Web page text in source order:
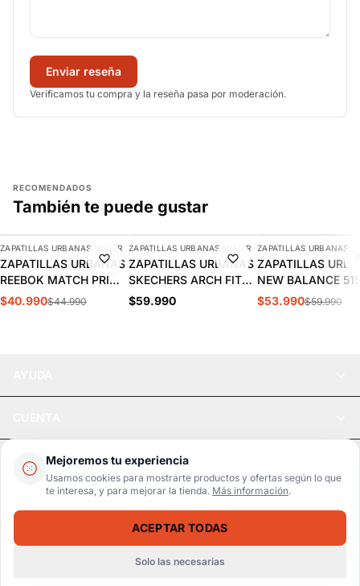
Mejoremos tu experiencia
Usamos cookies para mostrarte productos y ofertas según lo que
te interesa, y para mejorar la tienda. Más información.
ACEPTAR TODAS
Solo las necesarias
Enviar reseña
Verificamos tu compra y la reseña pasa por moderación.
RECOMENDADOS
También te puede gustar
-9%
AGREGAR
ZAPATILLAS URBANAS MUJER
ZAPATILLAS URBANAS
REEBOK MATCH PRIME
V2 MUJER | 100261905
$40.990$44.990
AGREGAR
ZAPATILLAS URBANAS MUJER
ZAPATILLAS URBANAS
SKECHERS ARCH FIT
2.0 MUJER | 150051-
$59.990
-10%
ZAPATILLAS URBANAS
ZAPATILLAS
NEW BALANCE 515
MUJER |
$53.990$59.990
ZAPATILLAS URBANAS SKECHERS RADIANT ROAR MUJER 185223-BLK
LEGAL
Pago seguro SSL / Datos protegidos
Realsport © 2026
WebPay MercadoPago Tarjetas